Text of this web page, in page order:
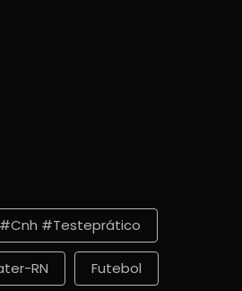
#testeprático
RN Futebol